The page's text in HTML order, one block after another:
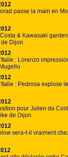
passe la main en
& Kawasaki
Dijon
: Lorenzo
: Pedrosa explose
pour Julien da
de Dijon
sera-t-il vraiment